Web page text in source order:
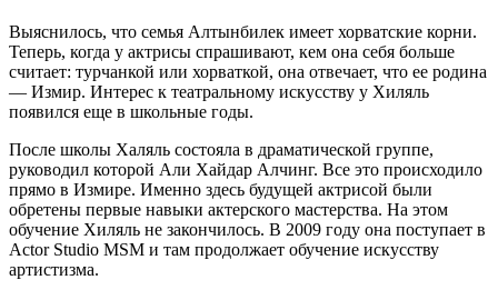
Выяснилось, что семья Алтынбилек имеет хорватские корни.
Теперь, когда у актрисы спрашивают, кем она себя больше
считает: турчанкой или хорваткой, она отвечает, что ее родина
— Измир. Интерес к театральному искусству у Хиляль
появился еще в школьные годы.
После школы Халяль состояла в драматической группе,
руководил которой Али Хайдар Алчинг. Все это происходило
прямо в Измире. Именно здесь будущей актрисой были
обретены первые навыки актерского мастерства. На этом
обучение Хиляль не закончилось. В 2009 году она поступает в
Actor Studio MSM и там продолжает обучение искусству
артистизма.